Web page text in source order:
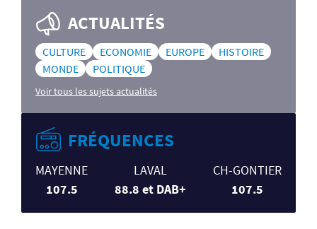
ACTUALITÉS
CULTURE ECONOMIE EUROPE
HISTOIRE
MONDE
POLITIQUE
Voir tous les sujets actualités
FRÉQUENCES
MAYENNE
107.5
LAVAL
88.8 et DAB+
CH-GONTIER
107.5